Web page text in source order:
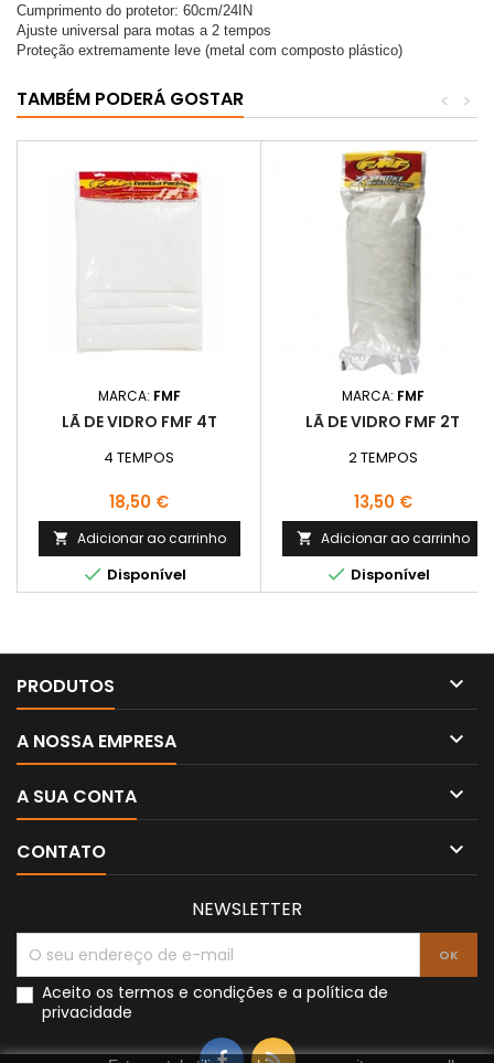
Cumprimento do protetor: 60cm/24IN
Ajuste universal para motas a 2 tempos
Proteção extremamente leve (metal com composto plástico)
TAMBÉM PODERÁ GOSTAR >
<
MARCA: FMF
LÃ DE VIDRO FMF 4T
4 TEMPOS
Preço
18,50 €
 Adicionar ao carrinho
 Disponível
MARCA: FMF
LÃ DE VIDRO FMF 2T
2 TEMPOS
Preço
13,50 €
 Adicionar ao carrinho
 Disponível
PRODUTOS 
A NOSSA EMPRESA 
A SUA CONTA 
CONTATO 
NEWSLETTER
Aceito os termos e condições e a política de
privacidade